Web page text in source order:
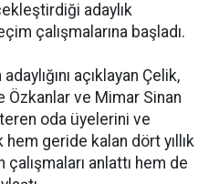
adaylık
çalışmalarına başladı.
açıklayan Çelik,
Özkanlar ve Mimar Sinan
oda üyelerini ve
geride kalan dört yıllık
anlattı hem de